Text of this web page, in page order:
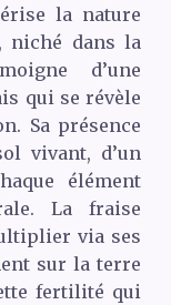
la nature
niché dans la
d’une
qui se révèle
Sa présence
vivant, d’un
élément
La fraise
via ses
sur la terre
fertilité qui